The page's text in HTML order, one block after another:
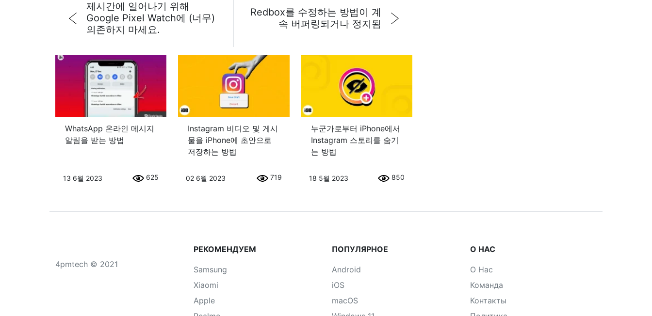
제시간에 일어나기 위해
Google Pixel Watch에 (너무)
의존하지 마세요.
Redbox를 수정하는 방법이 계
속 버퍼링되거나 정지됨
WhatsApp 온라인 메시지
알림을 받는 방법
13 6월 2023 625
Instagram 비디오 및 게시
물을 iPhone에 초안으로
저장하는 방법
02 6월 2023 719
누군가로부터 iPhone에서
Instagram 스토리를 숨기
는 방법
18 5월 2023 850
4pmtech © 2021
РЕКОМЕНДУЕМ
Samsung
Xiaomi
Apple
ПОПУЛЯРНОЕ
Android
iOS
macOS
О НАС
О Нас
Команда
Контакты